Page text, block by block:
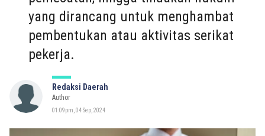
yang dirancang untuk menghambat
pembentukan atau aktivitas serikat
pekerja.
Redaksi Daerah
Author
01:09pm, 04 Sep, 2024